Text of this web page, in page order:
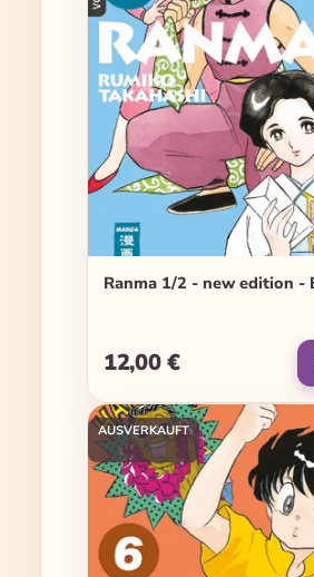
Ranma 1/2 - new edition -
Regulärer Preis:
12,00 €
AUSVERKAUFT